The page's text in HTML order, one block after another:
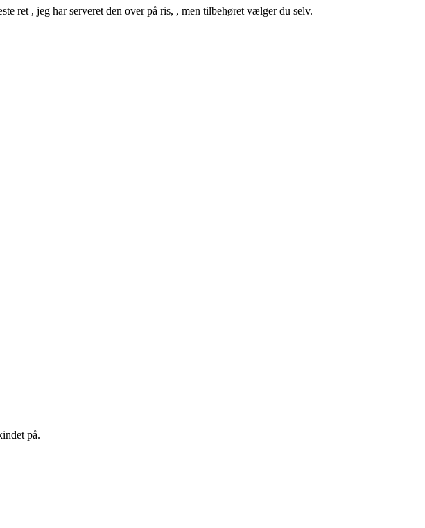
ret , jeg har serveret den over på ris, , men tilbehøret vælger du selv.
på.